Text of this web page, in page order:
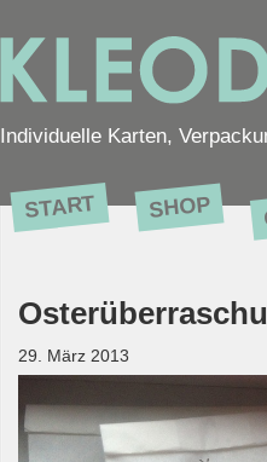
Individuelle Karten,
START SHOP
29. März 2013